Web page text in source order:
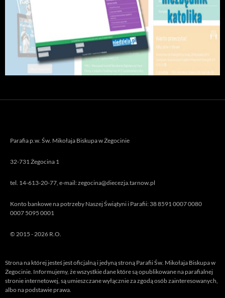
Parafia p.w. Św. Mikołaja Biskupa w Żegocinie
32-731 Żegocina 1
tel. 14-613-20-77, e-mail: zegocina@diecezja.tarnow.pl
Konto bankowe na potrzeby Naszej Świątyni i Parafii: 38 8591 0007 0080
0007 5095 0001
© 2015 - 2026 R.O.
Strona na której jesteś jest oficjalną i jedyną stroną Parafii Św. Mikołaja Biskupa w
Żegocinie. Informujemy, że wszystkie dane które są opublikowane na parafialnej
stronie internetowej, są umieszczane wyłącznie za zgodą osób zainteresowanych,
albo na podstawie prawa.